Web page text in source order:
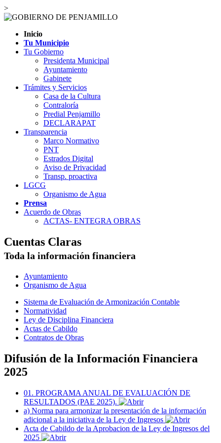
>
Inicio
Tu Municipio
Tu Gobierno
Presidenta Municipal
Ayuntamiento
Gabinete
Trámites y Servicios
Casa de la Cultura
Contraloría
Predial Penjamillo
DECLARAPAT
Transparencia
Marco Normativo
PNT
Estrados Digital
Aviso de Privacidad
Transp. proactiva
LGCG
Organismo de Agua
Prensa
Acuerdo de Obras
ACTAS- ENTEGRA OBRAS
Cuentas Claras
Toda la información financiera
Ayuntamiento
Organismo de Agua
Sistema de Evaluación de Armonización Contable
Normatividad
Ley de Disciplina Financiera
Actas de Cabildo
Contratos de Obras
Difusión de la Información Financiera
2025
01. PROGRAMA ANUAL DE EVALUACIÓN DE
RESULTADOS (PAE 2025).
a) Norma para armonizar la presentación de la información
adicional a la iniciativa de la Ley de Ingresos
Acta de Cabildo de la Aprobacion de la Ley de Ingresos del
2025